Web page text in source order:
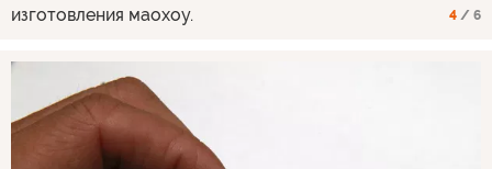
изготовления маохоу.
4 / 6